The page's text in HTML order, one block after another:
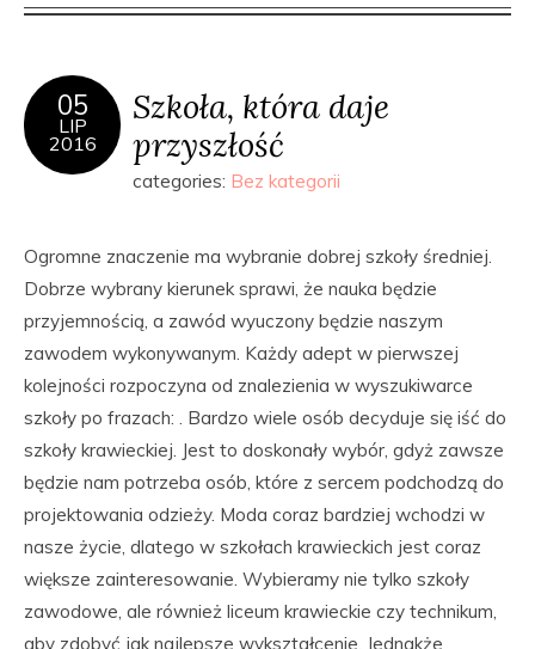
05
LIP
2016
Szkoła, która daje
przyszłość
categories: Bez kategorii
Ogromne znaczenie ma wybranie dobrej szkoły średniej.
Dobrze wybrany kierunek sprawi, że nauka będzie
przyjemnością, a zawód wyuczony będzie naszym
zawodem wykonywanym. Każdy adept w pierwszej
kolejności rozpoczyna od znalezienia w wyszukiwarce
szkoły po frazach: . Bardzo wiele osób decyduje się iść do
szkoły krawieckiej. Jest to doskonały wybór, gdyż zawsze
będzie nam potrzeba osób, które z sercem podchodzą do
projektowania odzieży. Moda coraz bardziej wchodzi w
nasze życie, dlatego w szkołach krawieckich jest coraz
większe zainteresowanie. Wybieramy nie tylko szkoły
zawodowe, ale również liceum krawieckie czy technikum,
aby zdobyć jak najlepsze wykształcenie. Jednakże